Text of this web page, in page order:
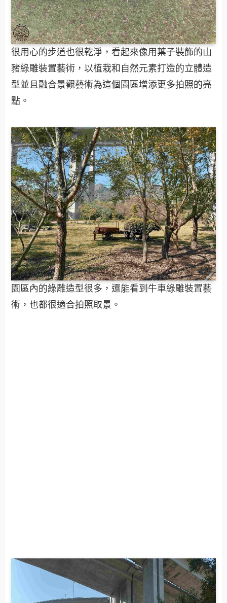
很用心的步道也很乾淨，看起來像用葉子裝飾的山
豬綠雕裝置藝術，以植栽和自然元素打造的立體造
型並且融合景觀藝術為這個園區增添更多拍照的亮
點。
園區內的綠雕造型很多，還能看到牛車綠雕裝置藝
術，也都很適合拍照取景。